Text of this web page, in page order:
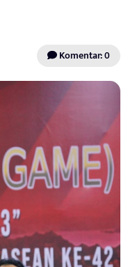
Komentar: 0